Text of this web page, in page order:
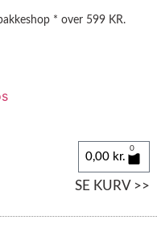
* over 599 KR.
0,00 kr.
0
SE KURV >>